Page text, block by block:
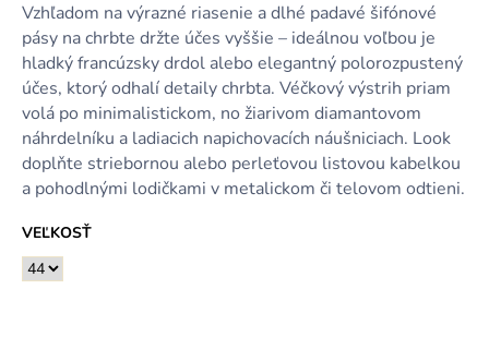
Vzhľadom na výrazné riasenie a dlhé padavé šifónové
pásy na chrbte držte účes vyššie – ideálnou voľbou je
hladký francúzsky drdol alebo elegantný polorozpustený
účes, ktorý odhalí detaily chrbta. Véčkový výstrih priam
volá po minimalistickom, no žiarivom diamantovom
náhrdelníku a ladiacich napichovacích náušniciach. Look
doplňte striebornou alebo perleťovou listovou kabelkou
a pohodlnými lodičkami v metalickom či telovom odtieni.
VEĽKOSŤ